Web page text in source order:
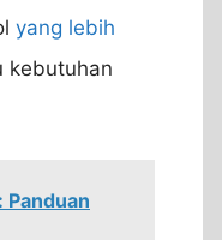
yang lebih
kebutuhan
Panduan